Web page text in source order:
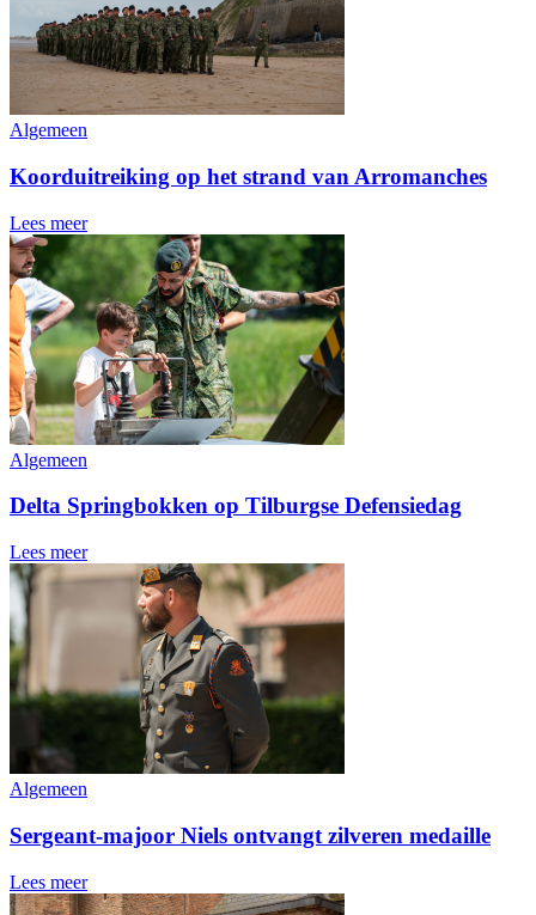
Algemeen
Koorduitreiking op het strand van Arromanches
Lees meer
Algemeen
Delta Springbokken op Tilburgse Defensiedag
Lees meer
Algemeen
Sergeant-majoor Niels ontvangt zilveren medaille
Lees meer